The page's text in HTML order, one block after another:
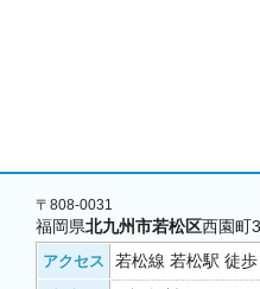
〒808-0031
福岡県北九州市若松区西園町
アクセス 若松線 若松駅 徒